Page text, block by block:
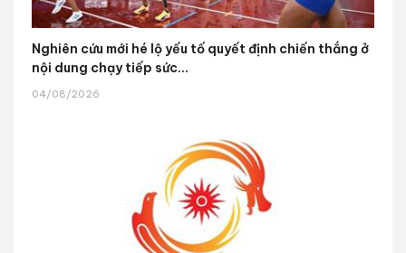
Nghiên cứu mới hé lộ yếu tố quyết định chiến thắng ở
nội dung chạy tiếp sức...
04/08/2026